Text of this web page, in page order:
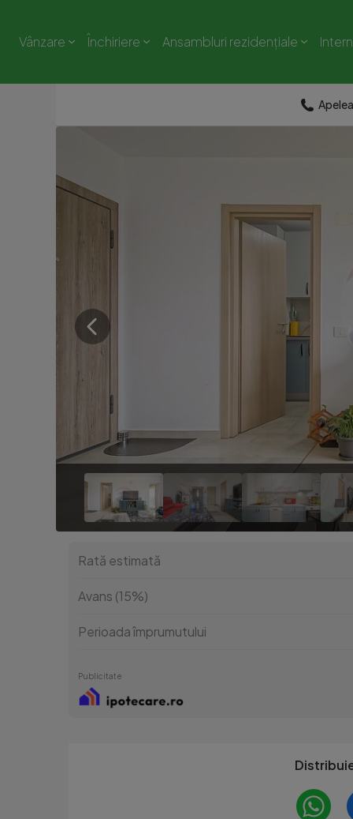
Vânzare Închiriere Ansambluri rezidențiale
Rată estimată
Avans (15%)
Perioada împrumutului
Publicitate